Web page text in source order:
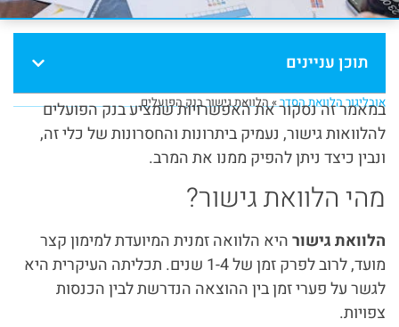
תוכן עניינים
אובליגור הלוואת הסדר»הלוואת גישור בנק הפועלים
במאמר זה נסקור את האפשרויות שמציע בנק הפועלים
להלוואות גישור, נעמיק ביתרונות והחסרונות של כלי זה,
ונבין כיצד ניתן להפיק ממנו את המרב.
מהי הלוואת גישור?
הלוואת גישורהיא הלוואה זמנית המיועדת למימון קצר
מועד, לרוב לפרק זמן של 1-4 שנים. תכליתה העיקרית היא
לגשר על פערי זמן בין ההוצאה הנדרשת לבין הכנסות
צפויות.